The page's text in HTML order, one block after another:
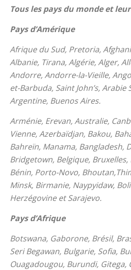
Tous les pays du monde et
Pays d’Amérique
Afrique du Sud, Pretoria,
Albanie, Tirana, Algérie, Alger,
Andorre, Andorre-la-Vieille,
et-Barbuda, Saint John’s, Arabie
Argentine, Buenos Aires.
Arménie, Erevan, Australie,
Vienne, Azerbaïdjan, Bakou,
Bahreïn, Manama, Bangladesh,
Bridgetown, Belgique, Bruxelles,
Bénin, Porto-Novo,
Minsk, Birmanie, Naypyidaw,
Herzégovine et Sarajevo.
Pays d’Afrique
Botswana, Gaborone, Brésil,
Seri Begawan, Bulgarie, Sofia,
Ouagadougou, Burundi, Gitega,